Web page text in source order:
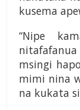
kusema
“Nipe
msingi
mimi nina
na kukata